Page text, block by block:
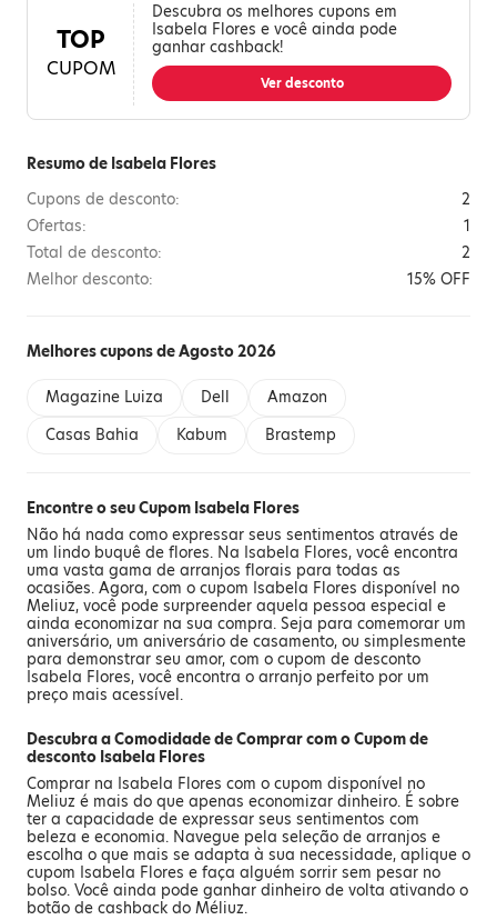
TOP
CUPOM
Descubra os melhores cupons em
Isabela Flores e você ainda pode
ganhar cashback!
Ver desconto
Resumo de Isabela Flores
Cupons de desconto:
2
Ofertas:
1
Total de desconto:
2
Melhor desconto:
15% OFF
Melhores cupons de Agosto 2026
Magazine Luiza Dell
Amazon
Casas Bahia
Kabum Brastemp
Encontre o seu Cupom Isabela Flores
Não há nada como expressar seus sentimentos através de
um lindo buquê de flores. Na Isabela Flores, você encontra
uma vasta gama de arranjos florais para todas as
ocasiões. Agora, com o cupom Isabela Flores disponível no
Meliuz, você pode surpreender aquela pessoa especial e
ainda economizar na sua compra. Seja para comemorar um
aniversário, um aniversário de casamento, ou simplesmente
para demonstrar seu amor, com o cupom de desconto
Isabela Flores, você encontra o arranjo perfeito por um
preço mais acessível.
Descubra a Comodidade de Comprar com o Cupom de
desconto Isabela Flores
Comprar na Isabela Flores com o cupom disponível no
Meliuz é mais do que apenas economizar dinheiro. É sobre
ter a capacidade de expressar seus sentimentos com
beleza e economia. Navegue pela seleção de arranjos e
escolha o que mais se adapta à sua necessidade, aplique o
cupom Isabela Flores e faça alguém sorrir sem pesar no
bolso. Você ainda pode ganhar dinheiro de volta ativando o
botão de cashback do Méliuz.